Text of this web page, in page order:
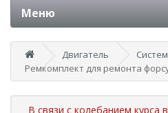
Меню
Двигатель
Ремкомплект для ремонта
В связи с колебанием курса